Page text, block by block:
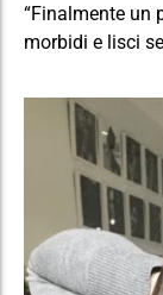
“Finalmente un
morbidi e lisci